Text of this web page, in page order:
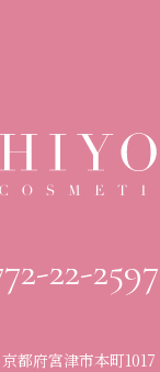
22-2597
都府宮津市本町1017